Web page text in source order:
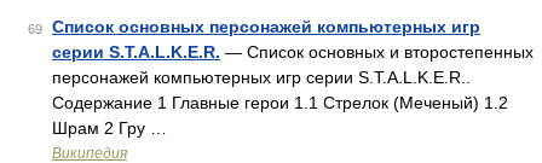
69
Список основных персонажей компьютерных игр
серии S.T.A.L.K.E.R. — Список основных и второстепенных
персонажей компьютерных игр серии S.T.A.L.K.E.R..
Содержание 1 Главные герои 1.1 Стрелок (Меченый) 1.2
Шрам 2 Гру …
Википедия